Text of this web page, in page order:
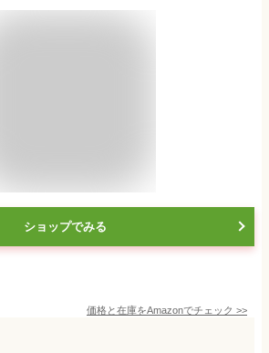
ショップでみる
価格と在庫をAmazonでチェック >>